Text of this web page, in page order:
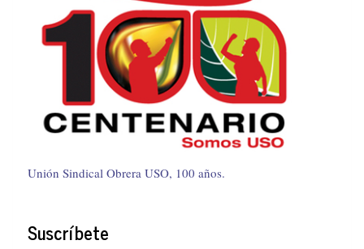
Unión Sindical Obrera USO, 100 años.
Suscríbete